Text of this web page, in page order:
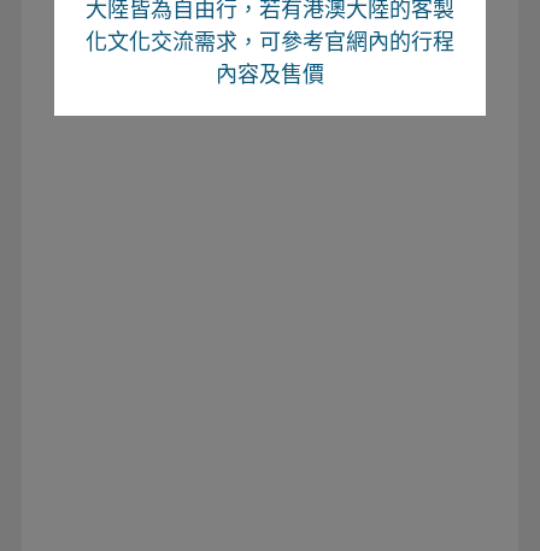
大陸皆為自由行，若有港澳大陸的客製
化文化交流需求，可參考官網內的行程
內容及售價